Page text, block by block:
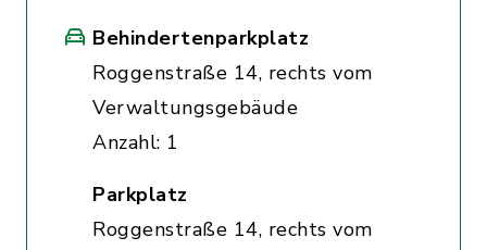
Behindertenparkplatz
Roggenstraße 14, rechts vom
Verwaltungsgebäude
Anzahl: 1
Parkplatz
Roggenstraße 14, rechts vom